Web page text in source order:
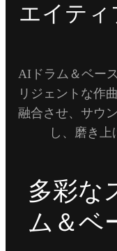
エイティ
AIドラム＆ベー
リジェントな作
融合させ、サウ
し、磨き上
多彩な
ム＆ベ